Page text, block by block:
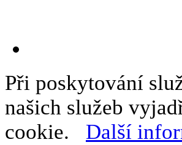
Při poskytování
našich služeb
cookie. Další